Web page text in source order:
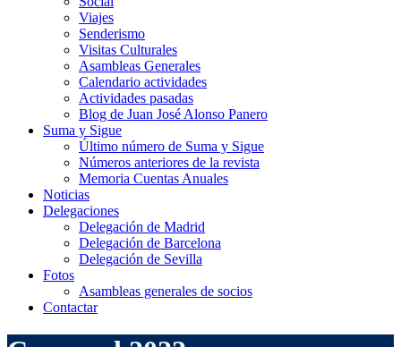
Viajes
Senderismo
Visitas Culturales
Asambleas Generales
Calendario actividades
Actividades pasadas
Blog de Juan José Alonso Panero
Suma y Sigue
Último número de Suma y Sigue
Números anteriores de la revista
Memoria Cuentas Anuales
Noticias
Delegaciones
Delegación de Madrid
Delegación de Barcelona
Delegación de Sevilla
Fotos
Asambleas generales de socios
Contactar